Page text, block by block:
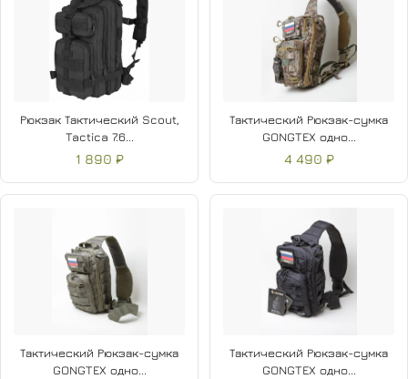
Рюкзак Тактический Scout,
Tactica 7.6...
1 890 ₽
Тактический Рюкзак-сумка
GONGTEX одно...
4 490 ₽
Тактический Рюкзак-сумка
GONGTEX одно...
Тактический Рюкзак-сумка
GONGTEX одно...